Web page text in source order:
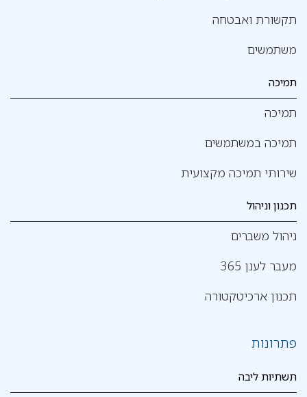
תקשורת ואבטחה
משתמשים
תמיכה
תמיכה
תמיכה במשתמשים
שירותי תמיכה מקצועית
תכנון וניהול
ניהול משברים
מעבר לענן 365
תכנון ארכיטקטורה
פתרונות
תשתיות ליבה